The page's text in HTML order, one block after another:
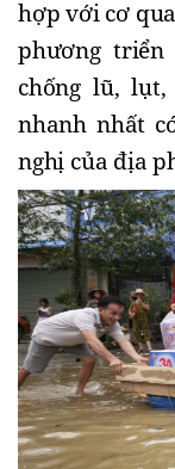
hợp với cơ
phương
chống lũ,
nhanh nhất
nghị của địa